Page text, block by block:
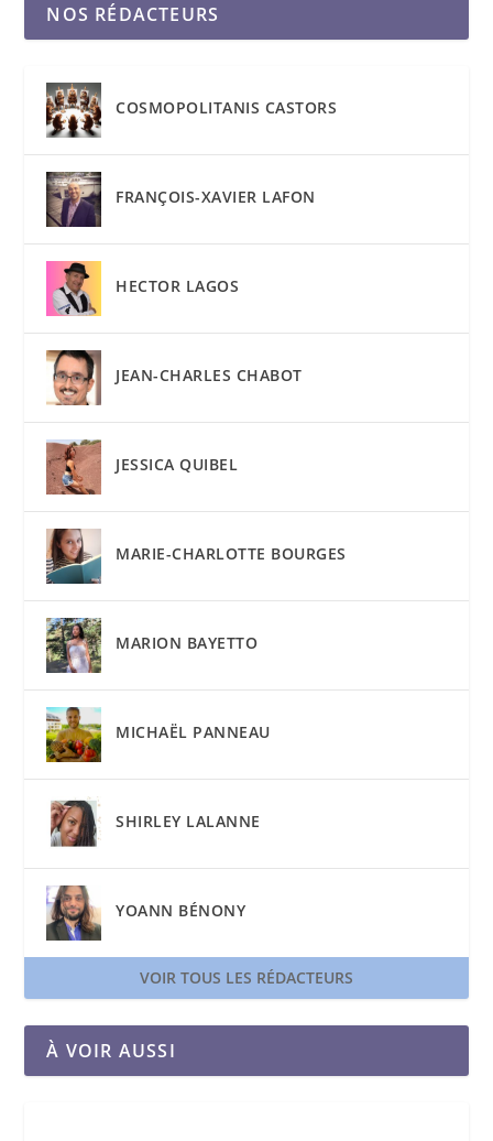
NOS RÉDACTEURS
COSMOPOLITANIS CASTORS
FRANÇOIS-XAVIER LAFON
HECTOR LAGOS
JEAN-CHARLES CHABOT
JESSICA QUIBEL
MARIE-CHARLOTTE BOURGES
MARION BAYETTO
MICHAËL PANNEAU
SHIRLEY LALANNE
YOANN BÉNONY
VOIR TOUS LES RÉDACTEURS
À VOIR AUSSI